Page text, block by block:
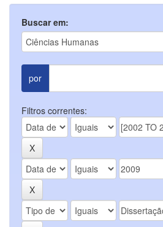
Buscar em:
por
Filtros correntes: